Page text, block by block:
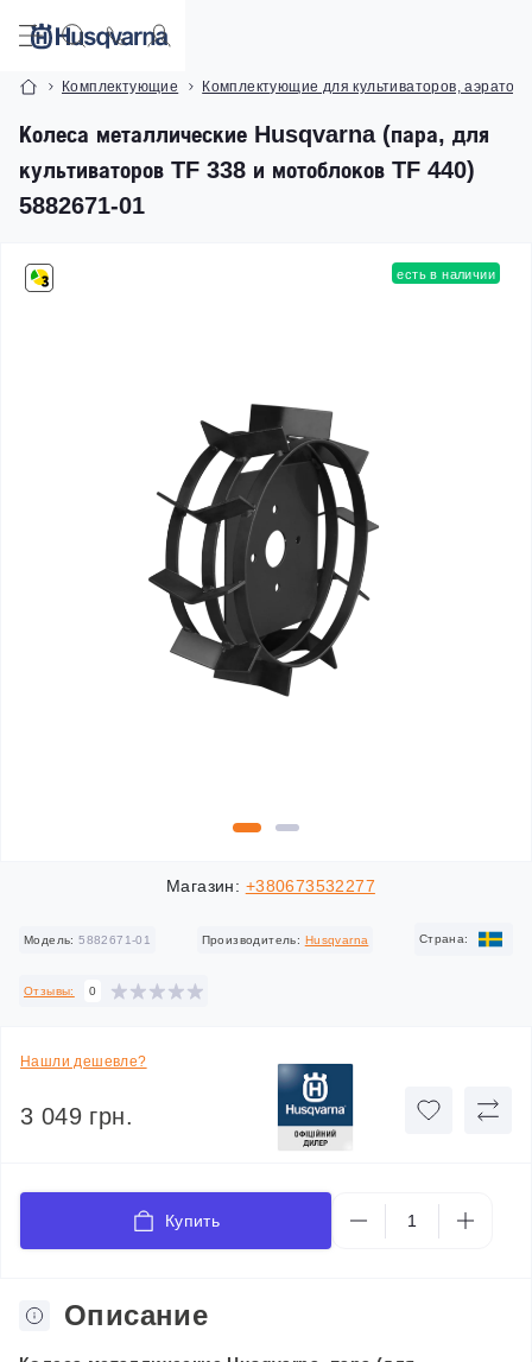
Комплектующие Комплектующие для культиваторов,
Колеса металлические Husqvarna (пара, для
культиваторов TF 338 и мотоблоков TF 440)
5882671-01
есть в наличии
Магазин: +380673532277
Модель: 5882671-01 Производитель: Husqvarna Cтрана:
Отзывы: 0
Нашли дешевле?
3 049 грн.
Купить
Описание